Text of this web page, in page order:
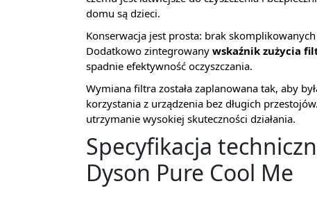
domu są dzieci.
Konserwacja jest prosta: brak
Dodatkowo zintegrowany wskaźnik zużycia
spadnie efektywność oczyszczania.
Wymiana filtra została zaplanowana tak, aby
korzystania z urządzenia bez długich
utrzymanie wysokiej skuteczności działania.
Specyfikacja
Dyson Pure Cool Me